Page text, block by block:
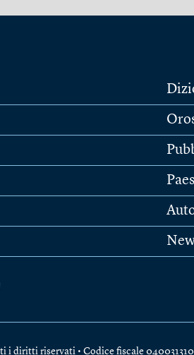
i diritti riservati • Codice fiscale